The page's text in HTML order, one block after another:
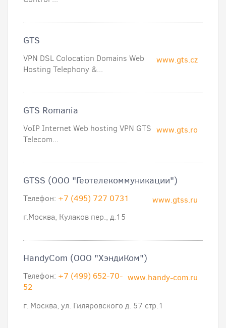
GTS
www.gts.cz
VPN DSL Colocation Domains Web
Hosting Telephony &...
GTS Romania
www.gts.ro
VoIP Internet Web hosting VPN GTS
Telecom...
GTSS (ООО "Геотелекоммуникации")
www.gtss.ru
Телефон: +7 (495) 727 0731
г.Москва, Кулаков пер., д.15
HandyCom (ООО "ХэндиКом")
www.handy-com.ru
Телефон: +7 (499) 652-70-
52
г. Москва, ул. Гиляровского д. 57 стр.1